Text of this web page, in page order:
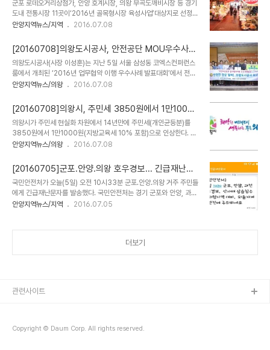
등으로 산책객들에게 많은 볼거리를 제공하고 있다. 초평동 연꽃단지
는 의왕시민뿐만 아니라 인근 군포와 수원에서도 많은 사람들이 찾아
오는 곳이다. 아름다운 농촌경관을 이루고 있어 도시민에게 고향 같은
편, 시는 초평동에 레일바이크를 중심으로 한 연..
군포 로데오거리상점가, 안양 호계시장, 의왕 부곡도깨비시장 등 경기
도내 전통시장 11곳이‘2016년 골목형시장 육성사업’대상지로 선정돼
이달중 경기지방중소기업청과 협약을 체결한후 골목형시장 육성사업
택가 등에 위치한 전통시장에 현대적 쇼핑센터가 제공하지 못하는 차
별적 문화콘텐츠를 제공하는 사업이다. 선정된 시장에는 국비와 시·군
비 1:1 부담으로 1년간 최대 6억원을 지원하며, ‘1시장 1특색의 특화상
품 개발’ 등 전통시장의 개성과 특색을 발굴할 수 있도록 돕는다. 특화
상품은 내년 2월 말까지 개발하며, 사업종료 후에는 문화관광형시장
골목형시장 육성사업은 현재까지 경기..
안양지역뉴스/지역 2016.07.08
[20160708]의왕도시공사, 안전공단 MOU우수사례
전국1위
의왕도시공사(사장 이성훈)는 지난 5일 서울 삼성동 코엑스컨퍼런스
룸에서 개최된 ‘2016년 업무협약 이행 우수사례 발표대회’에서 전국
1위인 고용노동부 장관상(전국 1위)을 수상했다. 2016년 업무협약 이
주간 행사의 일환으로 개최한 국내 최대 산업안전보건 행사다. 산재예
방 전문기관인 안전보건공단과 업무협약(2013년 3월 20일)을 맺은
공공기관 및 산업체가 그 이행사항을 경연 형식으로 발표해 우열을 가
린다. 이번 대회는 350개 안전보건 업무협약 기관 중 전국에서 뽑힌
26개 기업이 참가한 가운데 6개 기관이 본선에 진출, 의왕도시공사가
시, 안전하고 살기 좋은 의왕, 안전..
안양지역뉴스/의왕 2016.07.08
[20160708]의왕시, 주민세 3850원에서 1만1000
원으로 인상
의왕시가 주민세 현실화 차원에서 14년만에 주민세(개인균등분)를
3850원에서 1만1000원(지방교육세 10% 포함)으로 인상한다. 주
민세(개인균등분)는 매년 8월 1일을 기준으로 재산과 소득에 관계없
성격의 조세다. 국민기초생활수급자는 과세대상에서 제외된다. 의왕
시는 지난 2002년부터 지금까지 14년간 시민의 세 부담을 최소화하
기 위해 세율변동 없이 주민세(개인균등분)를 부과해왔으나 현재 세액
이 징수비용에 미치지 못할 정도로 낮은 데다, 급증하는 주민복지수요
를 충족하기 위한 추가 재원 확보가 필요해졌고, 주민세 인상권고 불이
안양지역뉴스/의왕 2016.07.08
[20160705]군포.안양.의왕 호우경보... 긴급재난문
자
국민안전처가 오늘(5일) 오전 10시33분 군포.안양.의왕 거주 주민들
에게 긴급재난문자를 발송했다. 국민안전처는 경기 군포와 안양, 과천
지역에 이날 오전 10시23분부로 호우경보를 발령했다고 알리며 산사
과천, 안양, 군포 지역에 내려진 호우주의보를 호우경보로 대치한다고
다. 기상청 관계자는 "오후들어 비가 ..
안양지역뉴스/지역 2016.07.05
더보기
Copyright © Daum Corp. All rights reserved.
관련사이트